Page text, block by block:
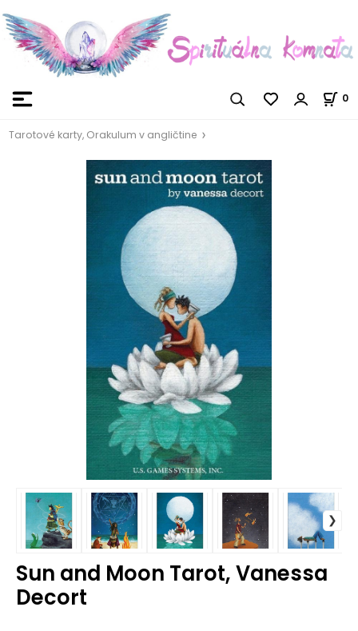
0
Tarotové karty, Orakulum v angličtine
Sun and Moon Tarot, Vanessa
Decort